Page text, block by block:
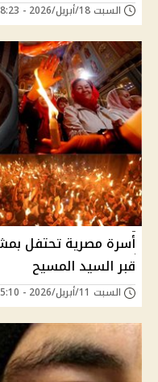
السبت 18/أبريل/2026 - 08:23 م
أسرة مصرية تحتفل
قبر السيد المسيح
السبت 11/أبريل/2026 - 05:10 م